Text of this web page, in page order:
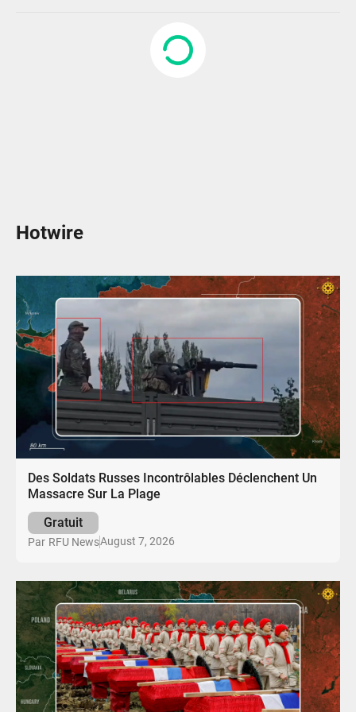
Hotwire
Des Soldats Russes Incontrôlables Déclenchent Un
Massacre Sur La Plage
Gratuit
Par RFU NewsAugust 7, 2026